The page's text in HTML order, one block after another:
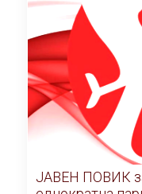
ЈАВЕН ПОВИК за доделување на